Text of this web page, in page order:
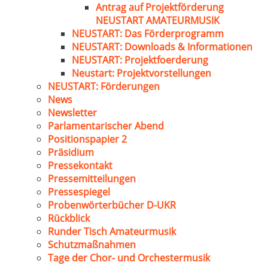
Antrag auf Projektförderung
NEUSTART AMATEURMUSIK
NEUSTART: Das Förderprogramm
NEUSTART: Downloads & Informationen
NEUSTART: Projektfoerderung
Neustart: Projektvorstellungen
NEUSTART: Förderungen
News
Newsletter
Parlamentarischer Abend
Positionspapier 2
Präsidium
Pressekontakt
Pressemitteilungen
Pressespiegel
Probenwörterbücher D-UKR
Rückblick
Runder Tisch Amateurmusik
Schutzmaßnahmen
Tage der Chor- und Orchestermusik